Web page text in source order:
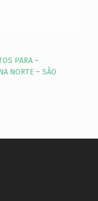
PARA –
NORTE – SÃO